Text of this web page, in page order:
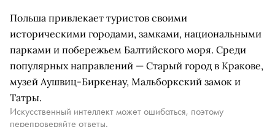
Польша привлекает туристов своими
историческими городами, замками, национальными
парками и побережьем Балтийского моря. Среди
популярных направлений — Старый город в Кракове,
музей Аушвиц-Биркенау, Мальборкский замок и
Татры.
Искусственный интеллект может ошибаться, поэтому
перепроверяйте ответы.